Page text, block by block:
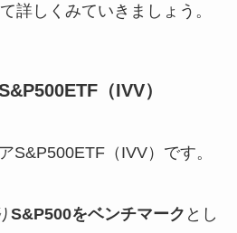
詳しくみていきましょう。
（IVV）
S&P500ETF（IVV）です。
S&P500をベンチマーク とし